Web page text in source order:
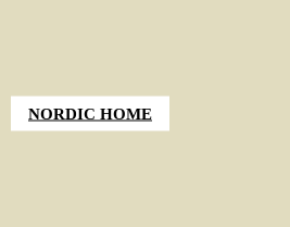
NORDIC HOME